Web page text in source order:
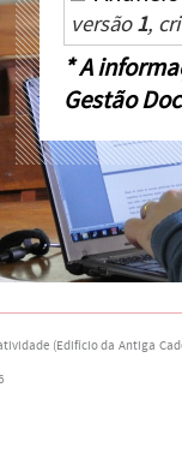
versão1,
* A
Gestão
(Edifício da Antiga